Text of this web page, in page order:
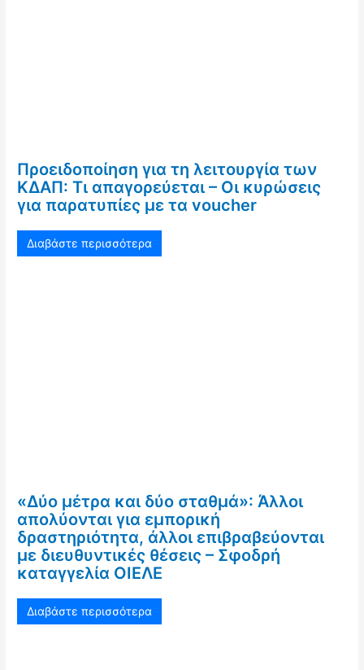
Προειδοποίηση για τη λειτουργία των
ΚΔΑΠ: Τι απαγορεύεται – Οι κυρώσεις
για παρατυπίες με τα voucher
Διαβάστε περισσότερα
«Δύο μέτρα και δύο σταθμά»: Άλλοι
απολύονται για εμπορική
δραστηριότητα, άλλοι επιβραβεύονται
με διευθυντικές θέσεις – Σφοδρή
καταγγελία ΟΙΕΛΕ
Διαβάστε περισσότερα